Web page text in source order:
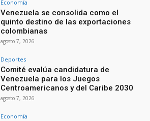
Economía
Venezuela se consolida como el
quinto destino de las exportaciones
colombianas
agosto 7, 2026
Deportes
Comité evalúa candidatura de
Venezuela para los Juegos
Centroamericanos y del Caribe 2030
agosto 7, 2026
Economía